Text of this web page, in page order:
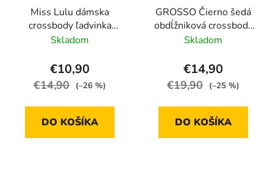
Miss Lulu dámska
crossbody ľadvinka
LB2307 BG
Skladom
€10,90
€14,90 (–26 %)
DO KOŠÍKA
GROSSO Čierno šedá
obdĺžniková crossbody
kabelka
Skladom
€14,90
€19,90 (–25 %)
DO KOŠÍKA